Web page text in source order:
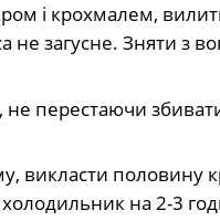
і крохмалем,
загусне. Зняти з
перестаючи
викласти
на 2-3